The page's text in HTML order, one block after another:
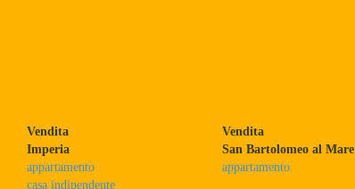
Vendita
Imperia
appartamento
casa indipendente
Vendita
San Bartolomeo al Mare
appartamento